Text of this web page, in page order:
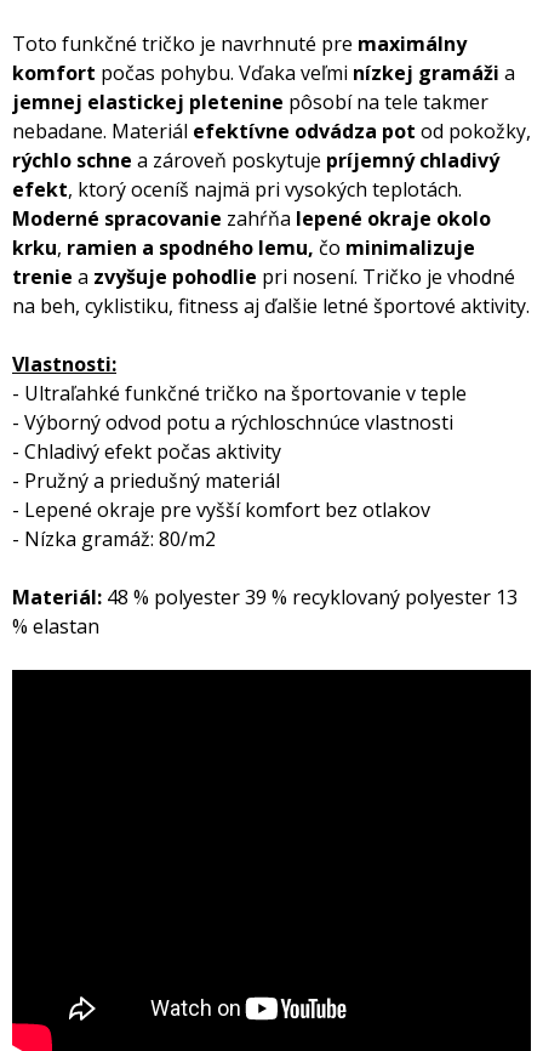
Toto funkčné tričko je navrhnuté pre maximálny
komfort počas pohybu. Vďaka veľmi nízkej gramáži a
jemnej elastickej pletenine pôsobí na tele takmer
nebadane. Materiál efektívne odvádza pot od pokožky,
rýchlo schne a zároveň poskytuje príjemný chladivý
efekt, ktorý oceníš najmä pri vysokých teplotách.
Moderné spracovanie zahŕňa lepené okraje okolo
krku, ramien a spodného lemu, čo minimalizuje
trenie a zvyšuje pohodlie pri nosení. Tričko je vhodné
na beh, cyklistiku, fitness aj ďalšie letné športové aktivity.
Vlastnosti:
- Ultraľahké funkčné tričko na športovanie v teple
- Výborný odvod potu a rýchloschnúce vlastnosti
- Chladivý efekt počas aktivity
- Pružný a priedušný materiál
- Lepené okraje pre vyšší komfort bez otlakov
- Nízka gramáž: 80/m2
Materiál: 48 % polyester 39 % recyklovaný polyester 13
% elastan